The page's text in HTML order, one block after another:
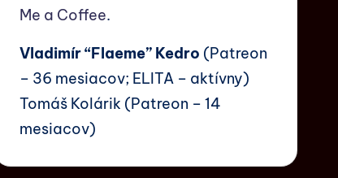
Me a Coffee.
Vladimír “Flaeme” Kedro (Patreon
– 36 mesiacov; ELITA – aktívny)
Tomáš Kolárik (Patreon – 14
mesiacov)